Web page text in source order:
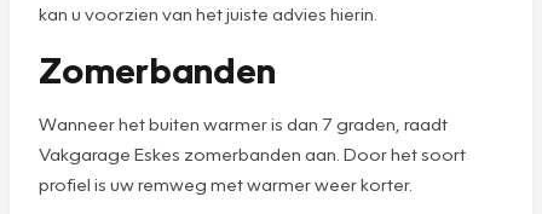
kan u voorzien van het juiste advies hierin.
Zomerbanden
Wanneer het buiten warmer is dan 7 graden, raadt
Vakgarage Eskes zomerbanden aan. Door het soort
profiel is uw remweg met warmer weer korter.